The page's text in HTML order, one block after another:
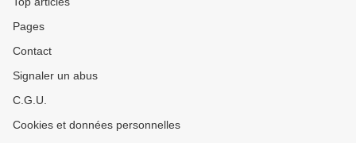
Pages
Contact
Signaler un abus
C.G.U.
Cookies et données personnelles